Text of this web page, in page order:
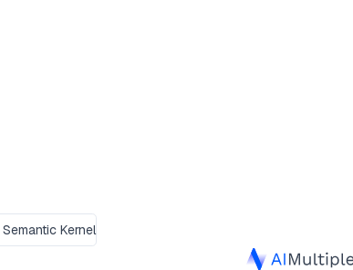
Semantic Kernel